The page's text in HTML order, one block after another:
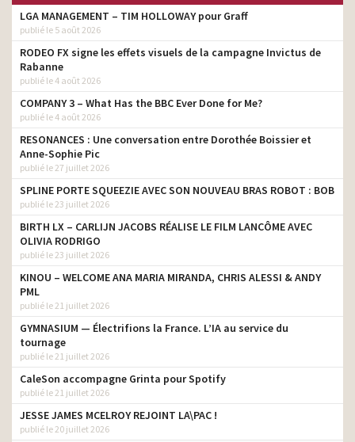
LGA MANAGEMENT – TIM HOLLOWAY pour Graff
publié le 5 août 2026
RODEO FX signe les effets visuels de la campagne Invictus de
Rabanne
publié le 4 août 2026
COMPANY 3 – What Has the BBC Ever Done for Me?
publié le 4 août 2026
RESONANCES : Une conversation entre Dorothée Boissier et
Anne-Sophie Pic
publié le 27 juillet 2026
SPLINE PORTE SQUEEZIE AVEC SON NOUVEAU BRAS ROBOT : BOB
publié le 23 juillet 2026
BIRTH LX – CARLIJN JACOBS RÉALISE LE FILM LANCÔME AVEC
OLIVIA RODRIGO
publié le 23 juillet 2026
KINOU – WELCOME ANA MARIA MIRANDA, CHRIS ALESSI & ANDY
PML
publié le 21 juillet 2026
GYMNASIUM — Électrifions la France. L’IA au service du
tournage
publié le 21 juillet 2026
CaleSon accompagne Grinta pour Spotify
publié le 21 juillet 2026
JESSE JAMES MCELROY REJOINT LA\PAC !
publié le 20 juillet 2026